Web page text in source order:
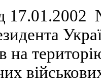
на